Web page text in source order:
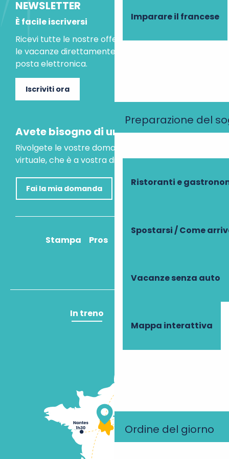
Imparare il francese
Preparazione del
Ristoranti e
Spostarsi / Come
Vacanze senza auto
Mappa interattiva
Ordine del giorno
NEWSLETTER
È facile iscriversi
Ricevi tutte le nostre offerte speciali e le idee per
le vacanze direttamente nella tua casella di
posta elettronica.
Iscriviti ora
Avete bisogno di un consiglio?
Rivolgete le vostre domande al nostro assistente
virtuale, che è a vostra disposizione per aiutarvi.
Fai la mia domanda
Stampa Pros
In treno